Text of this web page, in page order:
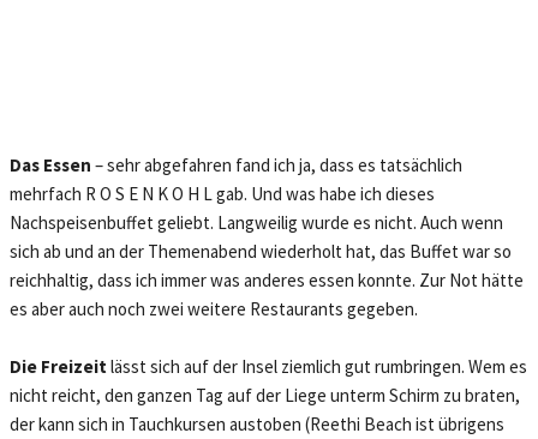
Das Essen – sehr abgefahren fand ich ja, dass es tatsächlich
mehrfach R O S E N K O H L gab. Und was habe ich dieses
Nachspeisenbuffet geliebt. Langweilig wurde es nicht. Auch wenn
sich ab und an der Themenabend wiederholt hat, das Buffet war so
reichhaltig, dass ich immer was anderes essen konnte. Zur Not hätte
es aber auch noch zwei weitere Restaurants gegeben.
Die Freizeitlässt sich auf der Insel ziemlich gut rumbringen. Wem es
nicht reicht, den ganzen Tag auf der Liege unterm Schirm zu braten,
der kann sich in Tauchkursen austoben (Reethi Beach ist übrigens